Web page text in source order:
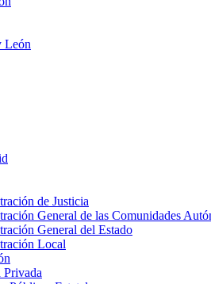
León
de Justicia
General de las Comunidades
General del Estado
Local
Privada